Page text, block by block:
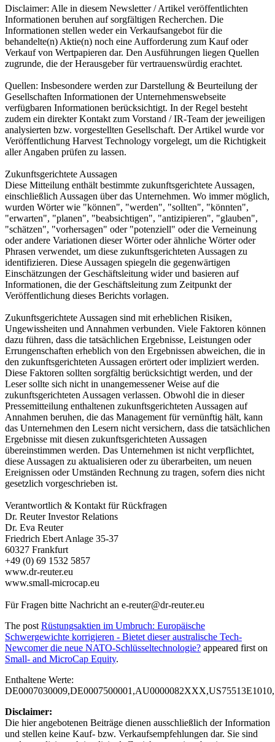
Disclaimer: Alle in diesem Newsletter / Artikel veröffentlichten
Informationen beruhen auf sorgfältigen Recherchen. Die
Informationen stellen weder ein Verkaufsangebot für die
behandelte(n) Aktie(n) noch eine Aufforderung zum Kauf oder
Verkauf von Wertpapieren dar. Den Ausführungen liegen Quellen
zugrunde, die der Herausgeber für vertrauenswürdig erachtet.
Quellen: Insbesondere werden zur Darstellung & Beurteilung der
Gesellschaften Informationen der Unternehmenswebseite
verfügbaren Informationen berücksichtigt. In der Regel besteht
zudem ein direkter Kontakt zum Vorstand / IR-Team der jeweiligen
analysierten bzw. vorgestellten Gesellschaft. Der Artikel wurde vor
Veröffentlichung Harvest Technology vorgelegt, um die Richtigkeit
aller Angaben prüfen zu lassen.
Zukunftsgerichtete Aussagen
Diese Mitteilung enthält bestimmte zukunftsgerichtete Aussagen,
einschließlich Aussagen über das Unternehmen. Wo immer möglich,
wurden Wörter wie "können", "werden", "sollten", "könnten",
"erwarten", "planen", "beabsichtigen", "antizipieren", "glauben",
"schätzen", "vorhersagen" oder "potenziell" oder die Verneinung
oder andere Variationen dieser Wörter oder ähnliche Wörter oder
Phrasen verwendet, um diese zukunftsgerichteten Aussagen zu
identifizieren. Diese Aussagen spiegeln die gegenwärtigen
Einschätzungen der Geschäftsleitung wider und basieren auf
Informationen, die der Geschäftsleitung zum Zeitpunkt der
Veröffentlichung dieses Berichts vorlagen.
Zukunftsgerichtete Aussagen sind mit erheblichen Risiken,
Ungewissheiten und Annahmen verbunden. Viele Faktoren können
dazu führen, dass die tatsächlichen Ergebnisse, Leistungen oder
Errungenschaften erheblich von den Ergebnissen abweichen, die in
den zukunftsgerichteten Aussagen erörtert oder impliziert werden.
Diese Faktoren sollten sorgfältig berücksichtigt werden, und der
Leser sollte sich nicht in unangemessener Weise auf die
zukunftsgerichteten Aussagen verlassen. Obwohl die in dieser
Pressemitteilung enthaltenen zukunftsgerichteten Aussagen auf
Annahmen beruhen, die das Management für vernünftig hält, kann
das Unternehmen den Lesern nicht versichern, dass die tatsächlichen
Ergebnisse mit diesen zukunftsgerichteten Aussagen
übereinstimmen werden. Das Unternehmen ist nicht verpflichtet,
diese Aussagen zu aktualisieren oder zu überarbeiten, um neuen
Ereignissen oder Umständen Rechnung zu tragen, sofern dies nicht
gesetzlich vorgeschrieben ist.
Verantwortlich & Kontakt für Rückfragen
Dr. Reuter Investor Relations
Dr. Eva Reuter
Friedrich Ebert Anlage 35-37
60327 Frankfurt
+49 (0) 69 1532 5857
www.dr-reuter.eu
www.small-microcap.eu
Für Fragen bitte Nachricht an e-reuter@dr-reuter.eu
The post Rüstungsaktien im Umbruch: Europäische
Schwergewichte korrigieren - Bietet dieser australische Tech-
Newcomer die neue NATO-Schlüsseltechnologie? appeared first on
Small- and MicroCap Equity.
Enthaltene Werte:
Disclaimer:
Die hier angebotenen Beiträge dienen ausschließlich der Information
und stellen keine Kauf- bzw. Verkaufsempfehlungen dar. Sie sind